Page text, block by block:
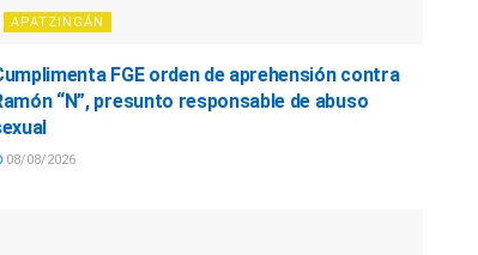
APATZINGÁN
FGE orden de aprehensión contra
“N”, presunto responsable de abuso
08/08/2026